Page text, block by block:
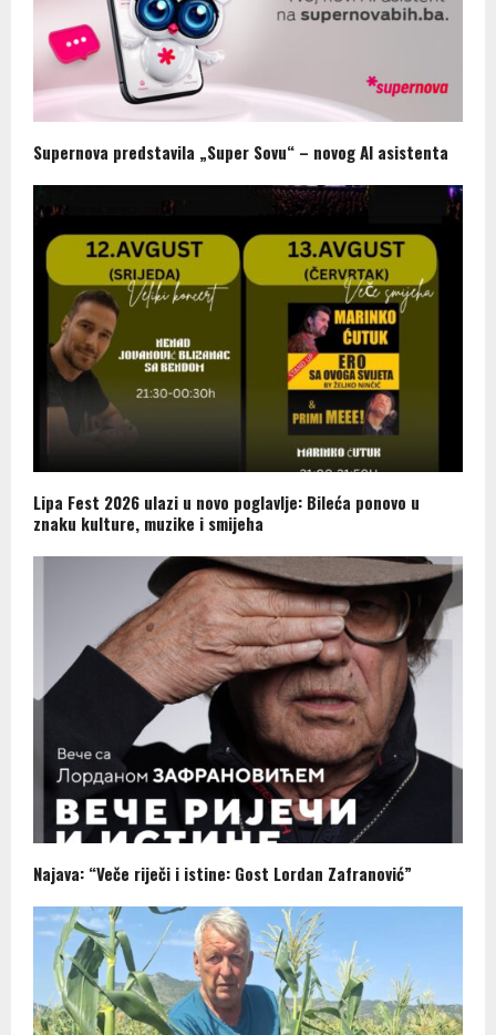
Supernova predstavila „Super Sovu“ – novog AI asistenta
Lipa Fest 2026 ulazi u novo poglavlje: Bileća ponovo u
znaku kulture, muzike i smijeha
Najava: “Veče riječi i istine: Gost Lordan Zafranović”